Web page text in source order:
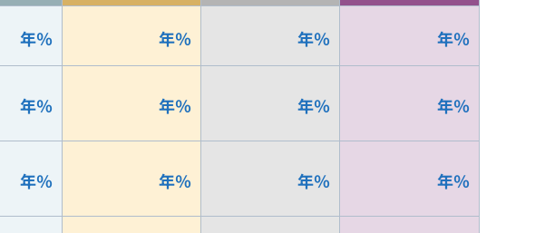
年％ 年％ 年％ 年％
年％ 年％ 年％ 年％
年％ 年％ 年％ 年％